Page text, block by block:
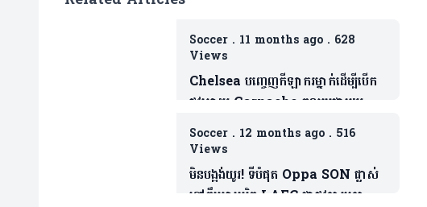
Soccer. 11 months ago. 628
Views
Chelsea បញ្ចេញកីឡាករម្នាក់ដើម្បីបើក
ផ្លូវអោយ Garnacho ចូលរួមជាមួយ
ពួកគេ(មាន២វីឌេអូ)
Soccer. 12 months ago. 516
Views
មិនបង្អង់យូរ! ទីបំផុត Oppa SON ផ្លាស់
ទៅក្លឹបអាមេរិក LAFC ជាផ្លូវការក្រោយ